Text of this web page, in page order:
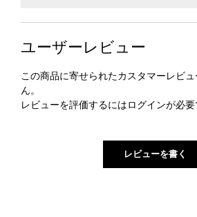
ユーザーレビュー
この商品に寄せられたカスタマーレビ
ん。
レビューを評価するには ログインが必要